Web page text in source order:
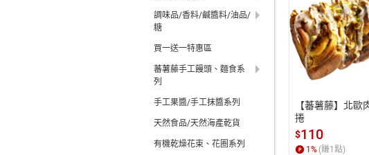
【蕃薯藤】北歐
捲
$110
1% (賺1點)
調味品/香料/鹹醬料/油品/
糖
買一送一特惠區
蕃薯藤手工饅頭、麵食系
列
手工果醬/手工抹醬系列
天然食品/天然海產乾貨
有機乾燥花束、花圈系列